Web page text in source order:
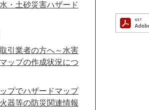
・土砂災害ハザード
引業者の方へ～水害
ップの作成状況につ
プでハザードマップ
器等の防災関連情報